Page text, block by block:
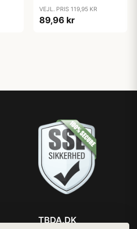
Blush
VEJL. PRIS 119,95 KR
89,96 kr
TBDA.DK